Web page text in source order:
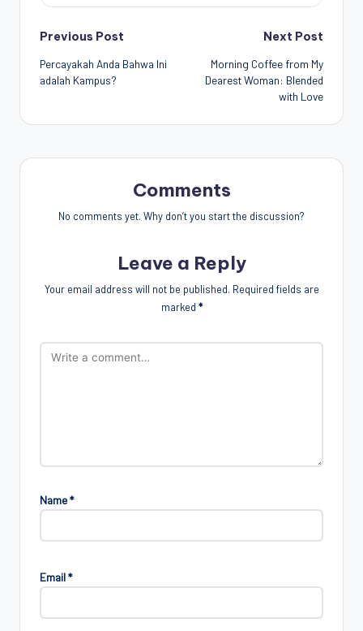
Post
navigation
Previous Post
Percayakah Anda Bahwa Ini
adalah Kampus?
Next Post
Morning Coffee from My
Dearest Woman: Blended
with Love
Comments
No comments yet. Why don’t you start the discussion?
Leave a Reply
Your email address will not be published. Required fields are
marked *
Name*
Email*